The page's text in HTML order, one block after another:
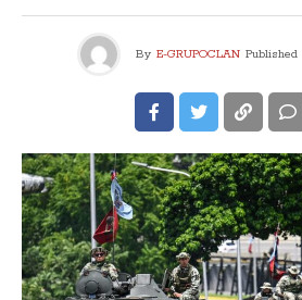
By E-GRUPOCLAN Published